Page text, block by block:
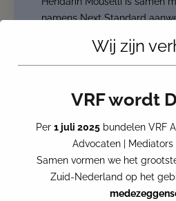
namens Next Standard
Wij zijn
VRF wordt
Per 1 juli 2025bundelen VRF
Advocaten | Mediators
Samen vormen we het
Zuid-Nederland op het